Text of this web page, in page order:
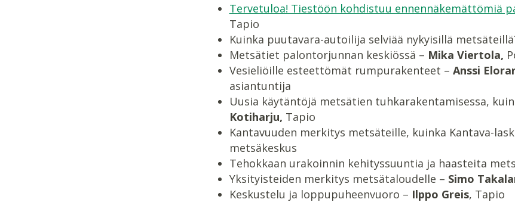
Tervetuloa! Tiestöön kohdistuu ennennäkemättömiä
Tapio
Kuinka puutavara-autoilija selviää nykyisillä
Metsätiet palontorjunnan keskiössä – Mika Viertola,
Vesieliöille esteettömät rumpurakenteet – Anssi
asiantuntija
Uusia käytäntöjä metsätien tuhkarakentamisessa,
Kotiharju, Tapio
Kantavuuden merkitys metsäteille, kuinka Kantava-
metsäkeskus
Tehokkaan urakoinnin kehityssuuntia ja haasteita
Yksityisteiden merkitys metsätaloudelle – Simo
Keskustelu ja loppupuheenvuoro – Ilppo Greis, Tapio